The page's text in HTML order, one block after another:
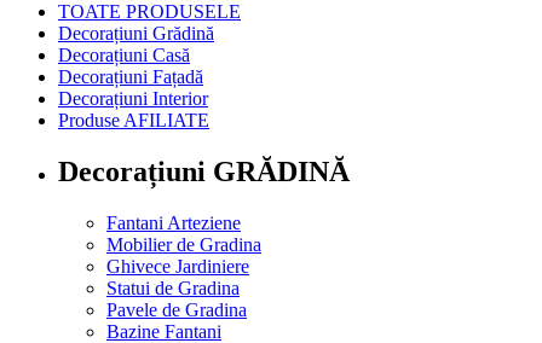
TOATE PRODUSELE
Decorațiuni Grădină
Decorațiuni Casă
Decorațiuni Fațadă
Decorațiuni Interior
Produse AFILIATE
Decorațiuni GRĂDINĂ
Fantani Arteziene
Mobilier de Gradina
Ghivece Jardiniere
Statui de Gradina
Pavele de Gradina
Bazine Fantani